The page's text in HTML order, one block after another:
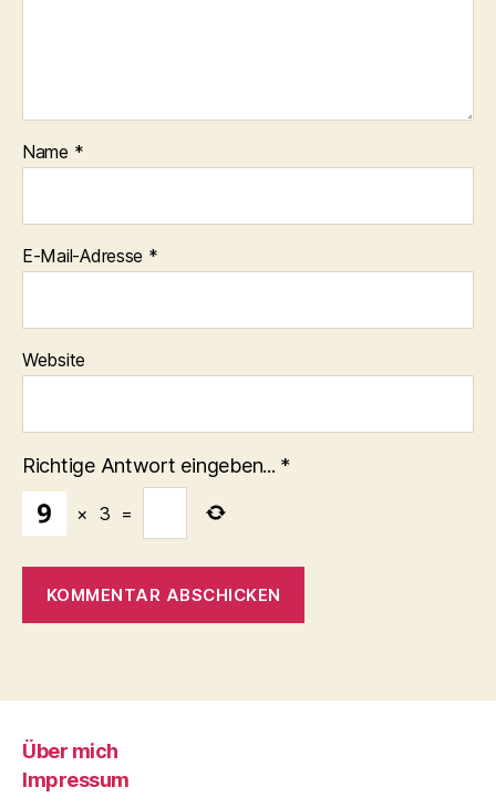
Name *
E-Mail-Adresse *
Website
Richtige Antwort eingeben... *
× 3 =
Über mich
Impressum